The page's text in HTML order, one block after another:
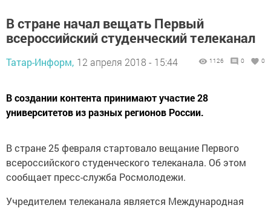
В стране начал вещать Первый
всероссийский студенческий телеканал
Татар-Информ, 12 апреля 2018 - 15:44 1126 0 0
В создании контента принимают участие 28
университетов из разных регионов России.
В стране 25 февраля стартовало вещание Первого
всероссийского студенческого телеканала. Об этом
сообщает пресс-служба Росмолодежи.
Учредителем телеканала является Международная